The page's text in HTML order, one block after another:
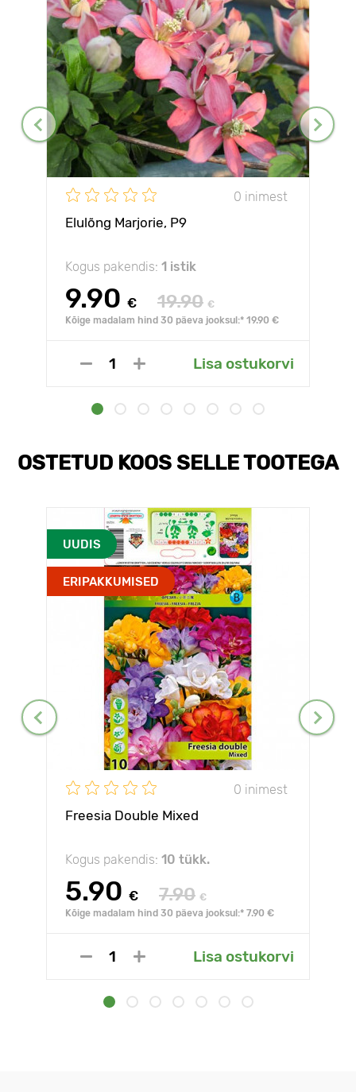
0 inimest
Elulõng Marjorie, P9
Kogus pakendis: 1 istik
9.90 € 19.90 €
Kõige madalam hind 30 päeva jooksul:* 19.90 €
Lisa ostukorvi
OSTETUD KOOS SELLE TOOTEGA
UUDIS
ERIPAKKUMISED
0 inimest
Freesia Double Mixed
Kogus pakendis: 10 tükk.
5.90 € 7.90 €
Kõige madalam hind 30 päeva jooksul:* 7.90 €
Lisa ostukorvi